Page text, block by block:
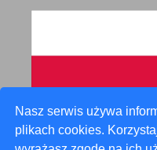
Nasz serwis używa
plikach cookies.